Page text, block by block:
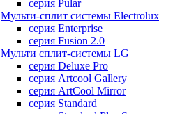
серия Pular
Мульти-сплит системы Electrolux
серия Enterprise
серия Fusion 2.0
Мульти сплит-системы LG
серия Deluxe Pro
серия Artcool Gallery
серия ArtCool Mirror
серия Standard